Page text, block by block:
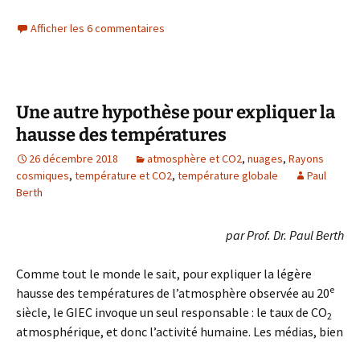
Afficher les 6 commentaires
Une autre hypothèse pour expliquer la
hausse des températures
26 décembre 2018 atmosphère et CO2, nuages, Rayons
cosmiques, température et CO2, température globale
Paul
Berth
par Prof. Dr. Paul Berth
Comme tout le monde le sait, pour expliquer la légère
hausse des températures de l’atmosphère observée au 20e
siècle, le GIEC invoque un seul responsable : le taux de CO2
atmosphérique, et donc l’activité humaine. Les médias, bien